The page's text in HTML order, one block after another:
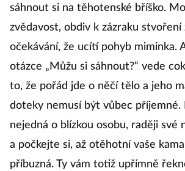
sáhnout si na těhotenské bříško.
zvědavost, obdiv k zázraku stvoření
očekávání, že ucítí pohyb miminka.
otázce „Můžu si sáhnout?“ vede
to, že pořád jde o něčí tělo a jeho
doteky nemusí být vůbec příjemné.
nejedná o blízkou osobu, raději své
a počkejte si, až otěhotní vaše
příbuzná. Ty vám totiž upřímně